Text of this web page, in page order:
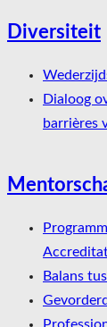
Diversiteit
Dialoog
barrières
Balans